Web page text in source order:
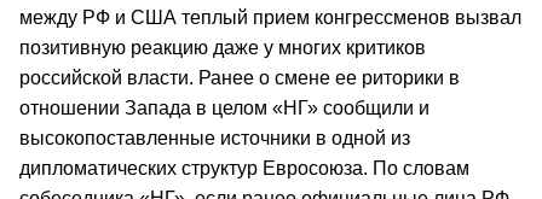
между РФ и США теплый прием конгрессменов вызвал
позитивную реакцию даже у многих критиков
российской власти. Ранее о смене ее риторики в
отношении Запада в целом «НГ» сообщили и
высокопоставленные источники в одной из
дипломатических структур Евросоюза. По словам